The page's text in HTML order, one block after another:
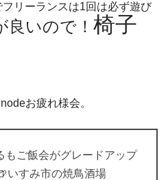
リーランスは1回は必ず遊び
良いので！ 椅子
お疲れ様会。
もご飯会がグレードアップ
いすみ市の焼鳥酒場